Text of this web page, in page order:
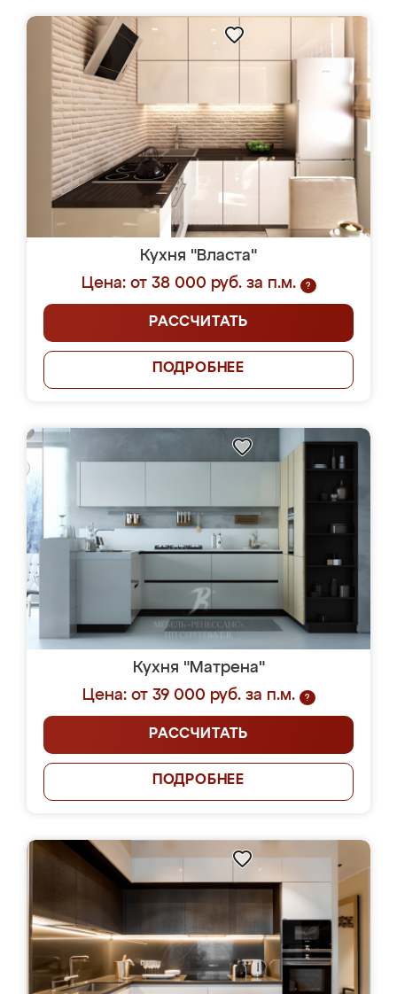
Кухня "Власта"
Цена: от 38 000 руб. за п.м.
?
РАССЧИТАТЬ
ПОДРОБНЕЕ
Кухня "Матрена"
Цена: от 39 000 руб. за п.м.
?
РАССЧИТАТЬ
ПОДРОБНЕЕ